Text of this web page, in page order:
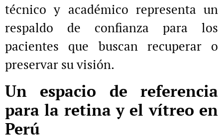
técnico y académico representa un
respaldo de confianza para los
pacientes que buscan recuperar o
preservar su visión.
Un espacio de referencia
para la retina y el vítreo en
Perú